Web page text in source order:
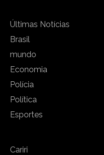
Últimas Notícias
Brasil
mundo
Economia
Polícia
Política
Esportes
Cariri